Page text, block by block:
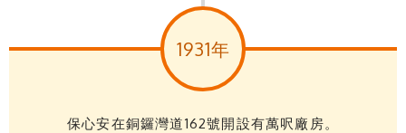
1931年
保心安在銅鑼灣道162號開設有萬呎廠房。